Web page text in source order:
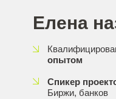
опытом
Спикер
Биржи, банков
Елена